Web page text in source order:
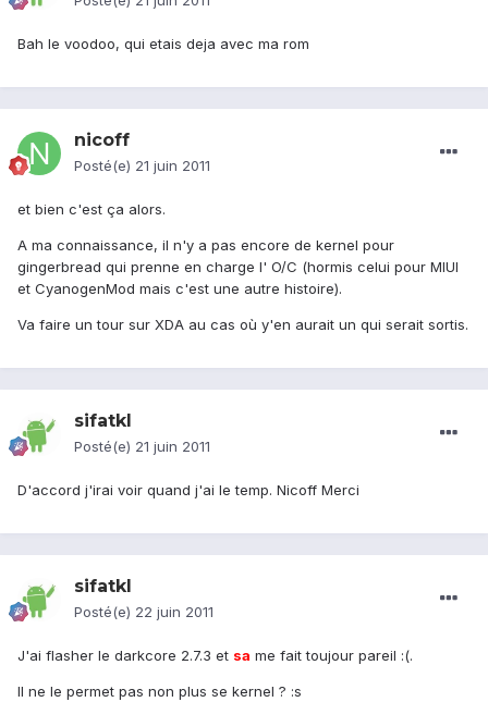
Bah le voodoo, qui etais deja avec ma rom
nicoff
Posté(e) 21 juin 2011
et bien c'est ça alors.
A ma connaissance, il n'y a pas encore de kernel pour
gingerbread qui prenne en charge l' O/C (hormis celui pour MIUI
et CyanogenMod mais c'est une autre histoire).
Va faire un tour sur XDA au cas où y'en aurait un qui serait sortis.
sifatkl
Posté(e) 21 juin 2011
D'accord j'irai voir quand j'ai le temp. Nicoff Merci
sifatkl
Posté(e) 22 juin 2011
J'ai flasher le darkcore 2.7.3 et sa me fait toujour pareil :(.
Il ne le permet pas non plus se kernel ? :s